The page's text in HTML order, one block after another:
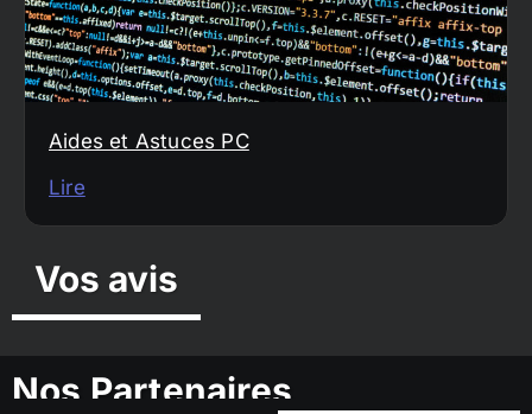
Aides et Astuces PC
Lire
Vos avis
Nos Partenaires